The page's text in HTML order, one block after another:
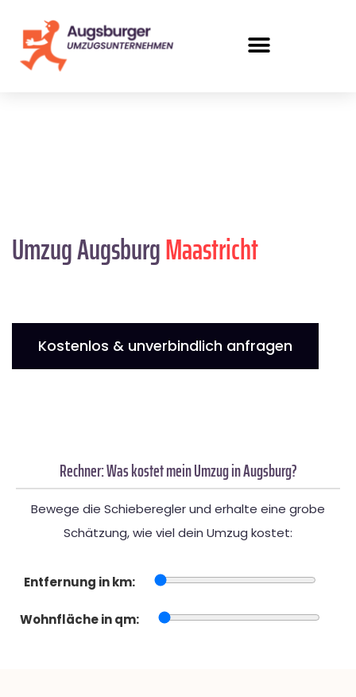
Umzug AugsburgMaastricht
Kostenlos & unverbindlich anfragen
Rechner: Was kostet mein Umzug in Augsburg?
Bewege die Schieberegler und erhalte eine grobe
Schätzung, wie viel dein Umzug kostet:
Entfernung in km:
Wohnfläche in qm: